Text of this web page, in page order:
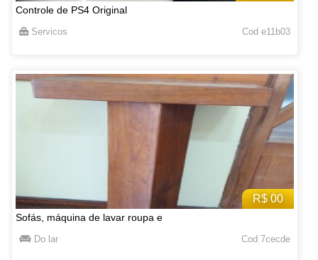
Controle de PS4 Original
Servicos Cod e11b03
R$ 00
Sofás, máquina de lavar roupa e
Do lar Cod 7cecde